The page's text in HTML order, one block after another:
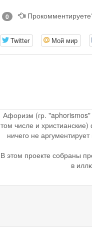
0
Twitter Мой мир
Афоризм (гр.
том числе и
ничего не
В этом проекте собраны
в